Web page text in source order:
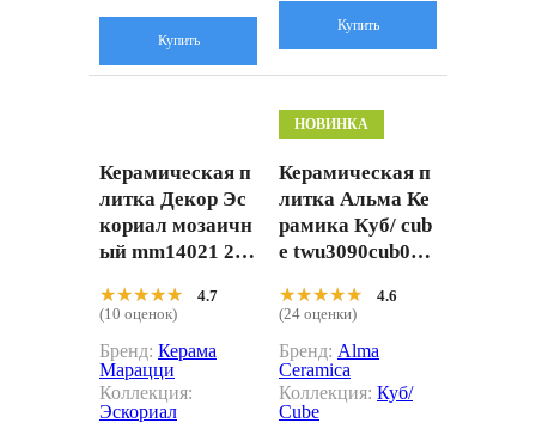
Купить
Купить
Керамическая п
литка Декор Эс
кориал мозаичн
ый mm14021 20x
★★★★★
★★★★★
4.7
(10 оценок)
Бренд: Керама
Марацци
Коллекция:
Эскориал
НОВИНКА
Керамическая п
литка Альма Ке
рамика Куб/ cub
e twu3090cub07r
★★★★★
★★★★★
4.6
(24 оценки)
Бренд: Alma
Ceramica
Коллекция: Куб/
Cube